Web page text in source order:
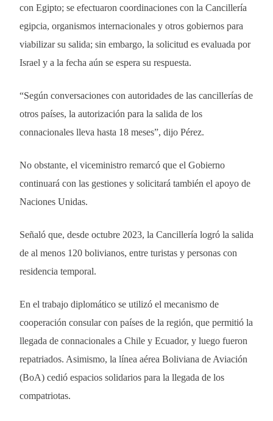
con Egipto; se efectuaron coordinaciones con la Cancillería
egipcia, organismos internacionales y otros gobiernos para
viabilizar su salida; sin embargo, la solicitud es evaluada por
Israel y a la fecha aún se espera su respuesta.
“Según conversaciones con autoridades de las cancillerías de
otros países, la autorización para la salida de los
connacionales lleva hasta 18 meses”, dijo Pérez.
No obstante, el viceministro remarcó que el Gobierno
continuará con las gestiones y solicitará también el apoyo de
Naciones Unidas.
Señaló que, desde octubre 2023, la Cancillería logró la salida
de al menos 120 bolivianos, entre turistas y personas con
residencia temporal.
En el trabajo diplomático se utilizó el mecanismo de
cooperación consular con países de la región, que permitió la
llegada de connacionales a Chile y Ecuador, y luego fueron
repatriados. Asimismo, la línea aérea Boliviana de Aviación
(BoA) cedió espacios solidarios para la llegada de los
compatriotas.